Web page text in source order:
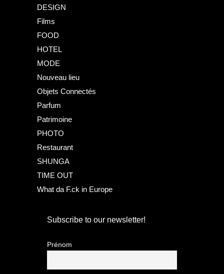
DESIGN
Films
FOOD
HOTEL
MODE
Nouveau lieu
Objets Connectés
Parfum
Patrimoine
PHOTO
Restaurant
SHUNGA
TIME OUT
What da F.ck in Europe
Subscribe to our newsletter!
Prénom